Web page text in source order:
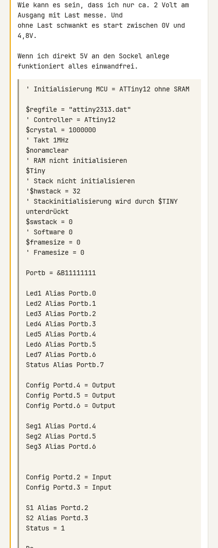
Wie kann es sein, dass ich nur ca. 2 Volt am
Ausgang mit Last messe. Und
ohne Last schwankt es start zwischen 0V und
4,8V.
Wenn ich direkt 5V an den Sockel anlege
$regfile = "attiny2313.dat"
$crystal = 1000000
$noramclear
$Tiny
'$hwstack = 32
' Stackinitialisierung wird durch $TINY
$swstack = 0
$framesize = 0